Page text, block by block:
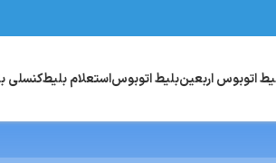
اتوبوس اربعینبلیط اتوبوساستعلام بلیطکنسلی